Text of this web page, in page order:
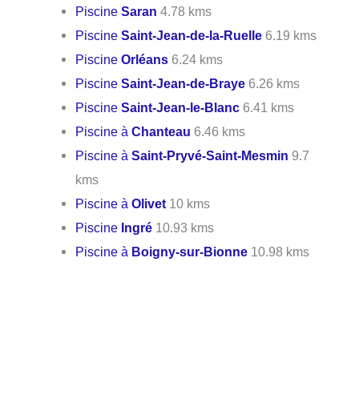
PiscineSaran 4.78 kms
PiscineSaint-Jean-de-la-Ruelle 6.19 kms
PiscineOrléans 6.24 kms
PiscineSaint-Jean-de-Braye 6.26 kms
PiscineSaint-Jean-le-Blanc 6.41 kms
Piscine àChanteau 6.46 kms
Piscine àSaint-Pryvé-Saint-Mesmin 9.7
kms
Piscine àOlivet 10 kms
Piscine Ingré 10.93 kms
Piscine à Boigny-sur-Bionne 10.98 kms